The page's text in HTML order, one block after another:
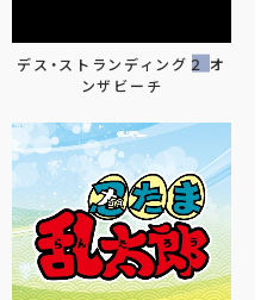
デス・ストランディング２ オ
ンザビーチ